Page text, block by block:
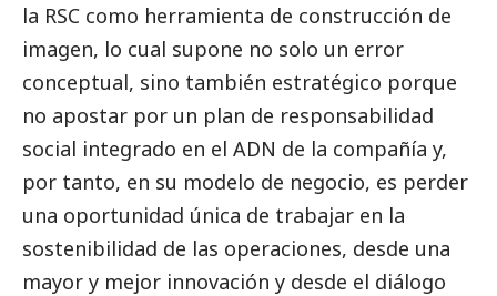
la RSC como herramienta de construcción de
imagen, lo cual supone no solo un error
conceptual, sino también estratégico porque
no apostar por un plan de responsabilidad
social integrado en el ADN de la compañía y,
por tanto, en su modelo de negocio, es perder
una oportunidad única de trabajar en la
sostenibilidad de las operaciones, desde una
mayor y mejor innovación y desde el diálogo